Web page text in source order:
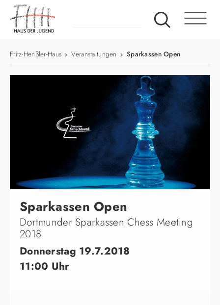
Fritz-Henßler-Haus Veranstaltungen Sparkassen Open
Sparkassen Open
Dortmunder Sparkassen Chess Meeting
2018
Donnerstag 19.7.2018
11:00 Uhr